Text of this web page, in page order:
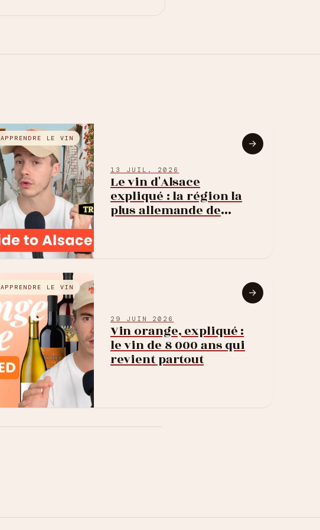
APPRENDRE LE VIN
13 JUIL. 2026
Le vin d'Alsace
expliqué : la région la
plus allemande de
→
APPRENDRE LE VIN
29 JUIN 2026
Vin orange, expliqué :
le vin de 8 000 ans qui
revient partout
→